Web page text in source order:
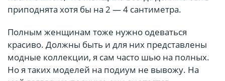
приподнята хотя бы на 2 — 4 сантиметра.
Полным женщинам тоже нужно одеваться
красиво. Должны быть и для них представлены
модные коллекции, я сам часто шью на полных.
Но я таких моделей на подиум не вывожу. На